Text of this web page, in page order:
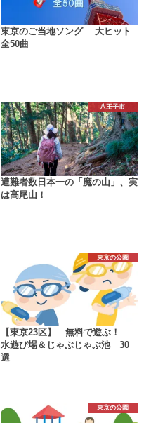
東京のご当地ソング 大ヒット
全50曲
八王子市
遭難者数日本一の「魔の山」、実
は高尾山！
東京の公園
【東京23区】 無料で遊ぶ！
水遊び場＆じゃぶじゃぶ池 30
選
東京の公園